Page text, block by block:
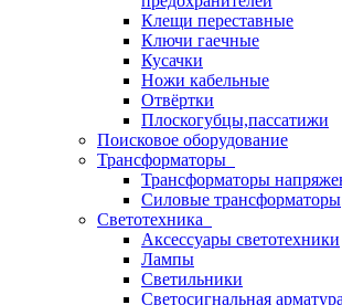
Клещи переставные
Ключи гаечные
Кусачки
Ножи кабельные
Отвёртки
Плоскогубцы,пассатижи
Поисковое оборудование
Трансформаторы
Трансформаторы
Силовые трансформаторы
Светотехника
Аксессуары светотехники
Лампы
Светильники
Светосигнальная арматура